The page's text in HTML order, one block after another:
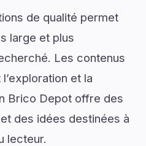
de qualité permet
large et plus
Les contenus
et la
Brico Depot offre des
des idées destinées à
lecteur.